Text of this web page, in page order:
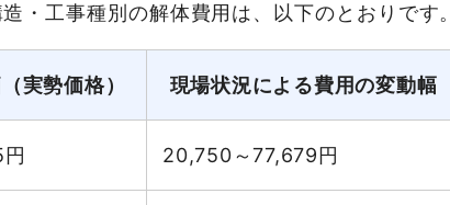
・工事種別の解体費用は、以下のとおりです。
実勢価格） 現場状況による費用の変動幅
円 20,750～77,679円